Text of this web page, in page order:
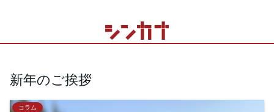
新年のご挨拶
コラム